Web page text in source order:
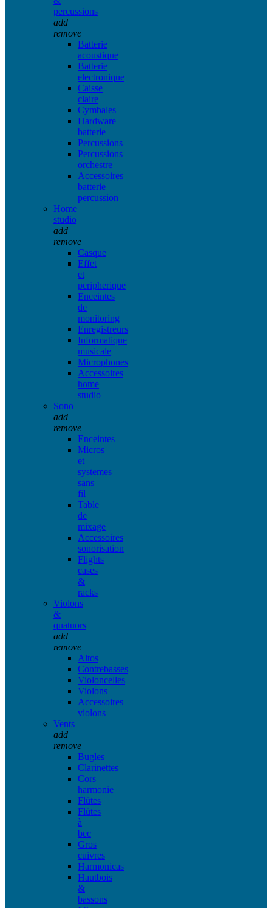
percussions
add
remove
Batterie
acoustique
Batterie
electronique
Caisse
claire
Cymbales
Hardware
batterie
Percussions
Percussions
orchestre
Accessoires
batterie
percussion
Home
studio
add
remove
Casque
Effet
et
peripherique
Enceintes
de
monitoring
Enregistreurs
Informatique
musicale
Microphones
Accessoires
home
studio
Sono
add
remove
Enceintes
Micros
et
systemes
sans
fil
Table
de
mixage
Accessoires
sonorisation
Flights
cases
&
racks
Violons
&
quatuors
add
remove
Altos
Contrebasses
Violoncelles
Violons
Accessoires
violons
Vents
add
remove
Bugles
Clarinettes
Cors
harmonie
Flûtes
Flûtes
à
bec
Gros
cuivres
Harmonicas
Hautbois
&
bassons